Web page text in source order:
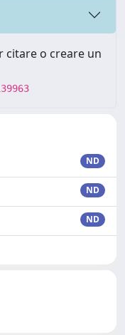
citare o creare un
ND
ND
ND